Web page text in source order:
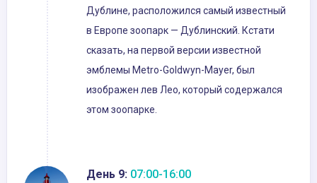
Дублине, расположился самый известный
в Европе зоопарк — Дублинский. Кстати
сказать, на первой версии известной
эмблемы Metro-Goldwyn-Mayer, был
изображен лев Лео, который содержался
этом зоопарке.
День 9: 07:00-16:00